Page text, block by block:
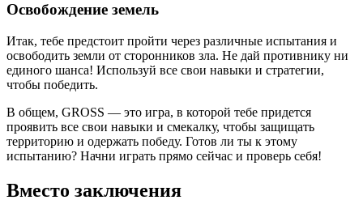
Освобождение земель
Итак, тебе предстоит пройти через различные испытания и
освободить земли от сторонников зла. Не дай противнику ни
единого шанса! Используй все свои навыки и стратегии,
чтобы победить.
В общем, GROSS — это игра, в которой тебе придется
проявить все свои навыки и смекалку, чтобы защищать
территорию и одержать победу. Готов ли ты к этому
испытанию? Начни играть прямо сейчас и проверь себя!
Вместо заключения